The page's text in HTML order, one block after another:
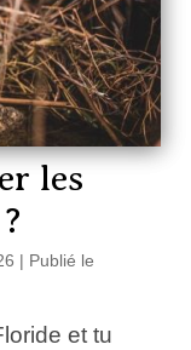
les
| Publié le
et tu